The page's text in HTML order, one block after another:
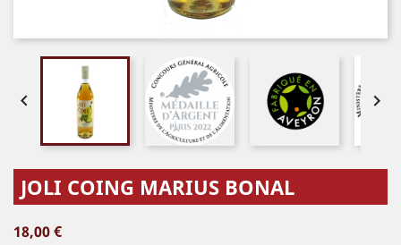
 
JOLI COING MARIUS BONAL
18,00 €